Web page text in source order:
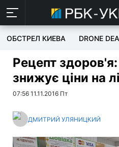
ОБСТРЕЛ КИЕВА DRONE
Рецепт
знижує ціни на
07:56 11.11.2016 Пт
ДМИТРИЙ УЛЯНИЦКИЙ